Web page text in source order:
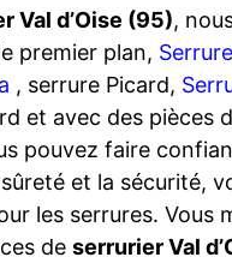
Val d’Oise (95),
premier plan,
, serrure Picard,
et avec des pièces
pouvez faire
et la sécurité,
les serrures. Vous
de serrurier Val